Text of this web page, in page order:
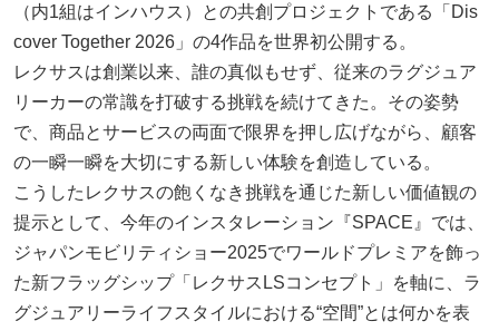
（内1組はインハウス）との共創プロジェクトである「Dis
cover Together 2026」の4作品を世界初公開する。
レクサスは創業以来、誰の真似もせず、従来のラグジュア
リーカーの常識を打破する挑戦を続けてきた。その姿勢
で、商品とサービスの両面で限界を押し広げながら、顧客
の一瞬一瞬を大切にする新しい体験を創造している。
こうしたレクサスの飽くなき挑戦を通じた新しい価値観の
提示として、今年のインスタレーション『SPACE』では、
ジャパンモビリティショー2025でワールドプレミアを飾っ
た新フラッグシップ「レクサスLSコンセプト」を軸に、ラ
グジュアリーライフスタイルにおける“空間”とは何かを表